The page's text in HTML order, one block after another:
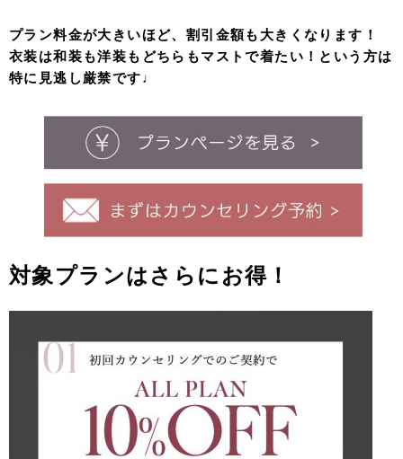
プラン料金が大きいほど、割引金額も大きくなります！
衣装は和装も洋装もどちらもマストで着たい！という方は
特に見逃し厳禁です♩
対象プランはさらにお得！